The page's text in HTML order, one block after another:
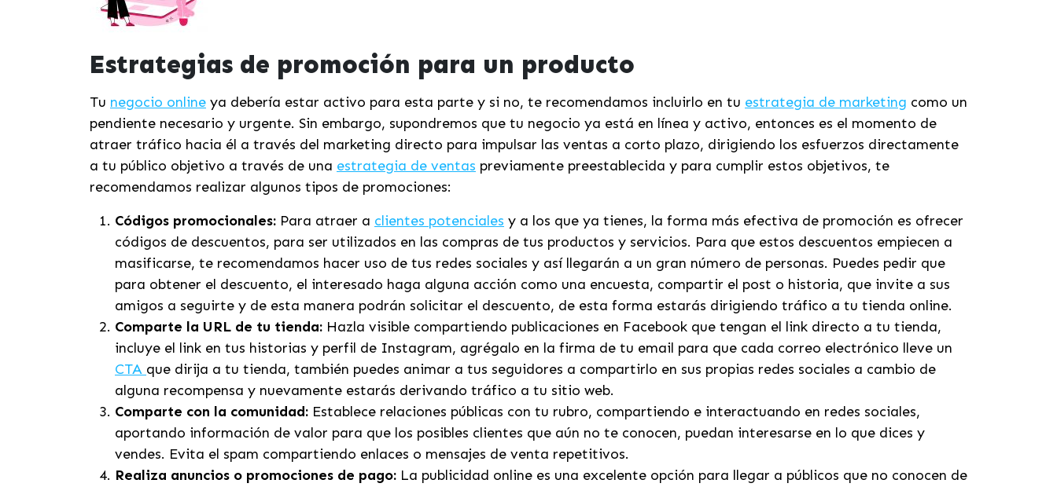
Estrategias de promoción para un producto
Tu negocio online ya debería estar activo para esta parte y si no, te recomendamos incluirlo en tu estrategia de marketing como un
pendiente necesario y urgente. Sin embargo, supondremos que tu negocio ya está en línea y activo, entonces es el momento de
atraer tráfico hacia él a través del marketing directo para impulsar las ventas a corto plazo, dirigiendo los esfuerzos directamente
a tu público objetivo a través de una estrategia de ventas previamente preestablecida y para cumplir estos objetivos, te
recomendamos realizar algunos tipos de promociones:
Códigos promocionales: Para atraer a clientes potenciales y a los que ya tienes, la forma más efectiva de promoción es ofrecer
códigos de descuentos, para ser utilizados en las compras de tus productos y servicios. Para que estos descuentos empiecen a
masificarse, te recomendamos hacer uso de tus redes sociales y así llegarán a un gran número de personas. Puedes pedir que
para obtener el descuento, el interesado haga alguna acción como una encuesta, compartir el post o historia, que invite a sus
amigos a seguirte y de esta manera podrán solicitar el descuento, de esta forma estarás dirigiendo tráfico a tu tienda online.
Comparte la URL de tu tienda: Hazla visible compartiendo publicaciones en Facebook que tengan el link directo a tu tienda,
incluye el link en tus historias y perfil de Instagram, agrégalo en la firma de tu email para que cada correo electrónico lleve un
CTA que dirija a tu tienda, también puedes animar a tus seguidores a compartirlo en sus propias redes sociales a cambio de
alguna recompensa y nuevamente estarás derivando tráfico a tu sitio web.
Comparte con la comunidad: Establece relaciones públicas con tu rubro, compartiendo e interactuando en redes sociales,
aportando información de valor para que los posibles clientes que aún no te conocen, puedan interesarse en lo que dices y
vendes. Evita el spam compartiendo enlaces o mensajes de venta repetitivos.
Realiza anuncios o promociones de pago: La publicidad online es una excelente opción para llegar a públicos que no conocen de